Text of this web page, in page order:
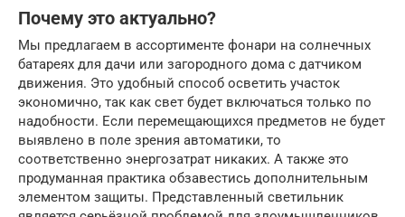
Почему это актуально?
Мы предлагаем в ассортименте фонари на солнечных
батареях для дачи или загородного дома с датчиком
движения. Это удобный способ осветить участок
экономично, так как свет будет включаться только по
надобности. Если перемещающихся предметов не будет
выявлено в поле зрения автоматики, то
соответственно энергозатрат никаких. А также это
продуманная практика обзавестись дополнительным
элементом защиты. Представленный светильник